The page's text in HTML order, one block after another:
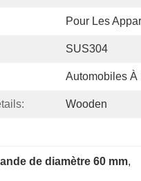
Pour Les
SUS304
Automobiles À
Wooden
de diamètre 60 mm,